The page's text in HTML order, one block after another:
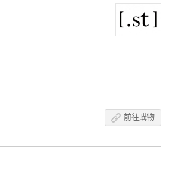
前往購物